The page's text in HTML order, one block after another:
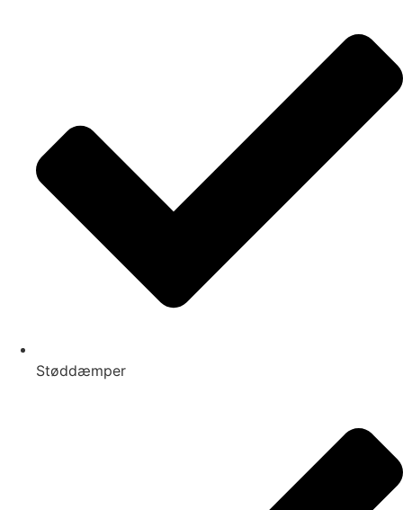
Støddæmper